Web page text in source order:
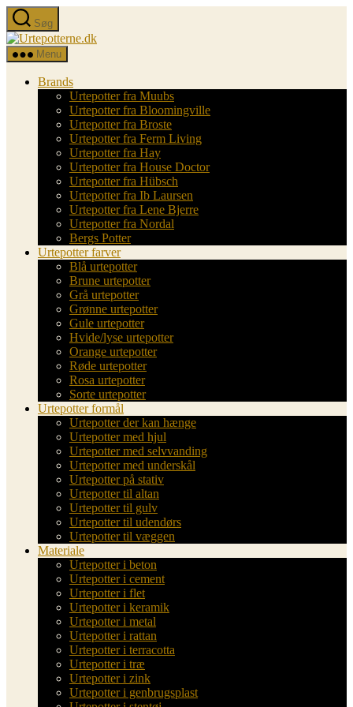
Spring
til
indholdet
Søg
Urtepotterne.dk
Menu
Brands
Urtepotter fra Muubs
Urtepotter fra Bloomingville
Urtepotter fra Broste
Urtepotter fra Ferm Living
Urtepotter fra Hay
Urtepotter fra House Doctor
Urtepotter fra Hübsch
Urtepotter fra Ib Laursen
Urtepotter fra Lene Bjerre
Urtepotter fra Nordal
Bergs Potter
Urtepotter farver
Blå urtepotter
Brune urtepotter
Grå urtepotter
Grønne urtepotter
Gule urtepotter
Hvide/lyse urtepotter
Orange urtepotter
Røde urtepotter
Rosa urtepotter
Sorte urtepotter
Urtepotter formål
Urtepotter der kan hænge
Urtepotter med hjul
Urtepotter med selvvanding
Urtepotter med underskål
Urtepotter på stativ
Urtepotter til altan
Urtepotter til gulv
Urtepotter til udendørs
Urtepotter til væggen
Materiale
Urtepotter i beton
Urtepotter i cement
Urtepotter i flet
Urtepotter i keramik
Urtepotter i metal
Urtepotter i rattan
Urtepotter i terracotta
Urtepotter i træ
Urtepotter i zink
Urtepotter i genbrugsplast